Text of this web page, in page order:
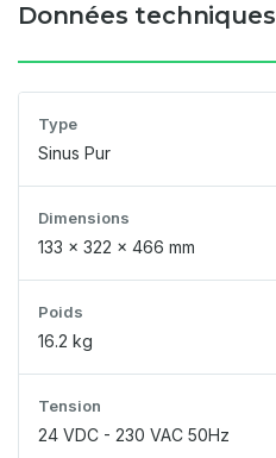
Données techniques
Type
Sinus Pur
Dimensions
133 x 322 x 466 mm
Poids
16.2 kg
Tension
24 VDC - 230 VAC 50Hz